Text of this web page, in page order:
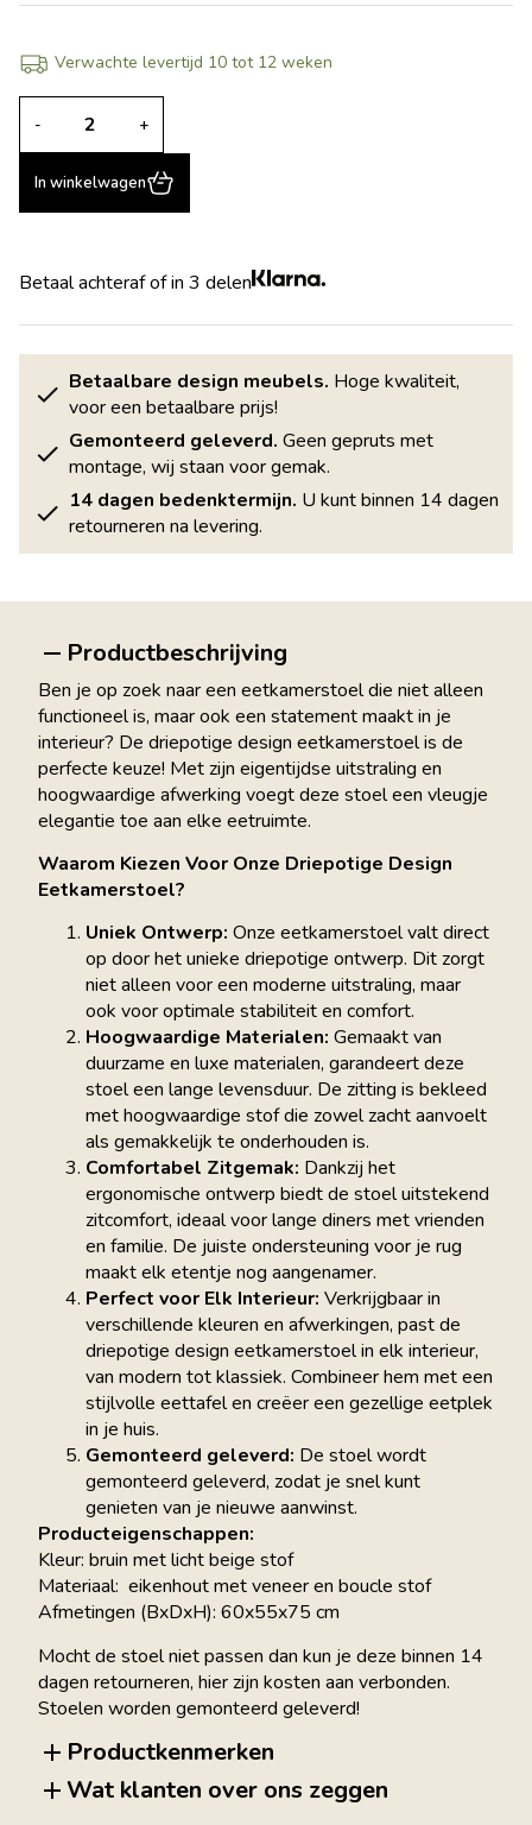
Verwachte levertijd 10 tot 12 weken
- +
In winkelwagen
Betaal achteraf of in 3 delen
Betaalbare design meubels. Hoge kwaliteit,
voor een betaalbare prijs!
Gemonteerd geleverd. Geen gepruts met
montage, wij staan voor gemak.
14 dagen bedenktermijn. U kunt binnen 14 dagen
retourneren na levering.
Productbeschrijving
Ben je op zoek naar een eetkamerstoel die niet alleen
functioneel is, maar ook een statement maakt in je
interieur? De driepotige design eetkamerstoel is de
perfecte keuze! Met zijn eigentijdse uitstraling en
hoogwaardige afwerking voegt deze stoel een vleugje
elegantie toe aan elke eetruimte.
Waarom Kiezen Voor Onze Driepotige Design
Eetkamerstoel?
Uniek Ontwerp: Onze eetkamerstoel valt direct
op door het unieke driepotige ontwerp. Dit zorgt
niet alleen voor een moderne uitstraling, maar
ook voor optimale stabiliteit en comfort.
Hoogwaardige Materialen: Gemaakt van
duurzame en luxe materialen, garandeert deze
stoel een lange levensduur. De zitting is bekleed
met hoogwaardige stof die zowel zacht aanvoelt
als gemakkelijk te onderhouden is.
Comfortabel Zitgemak: Dankzij het
ergonomische ontwerp biedt de stoel uitstekend
zitcomfort, ideaal voor lange diners met vrienden
en familie. De juiste ondersteuning voor je rug
maakt elk etentje nog aangenamer.
Perfect voor Elk Interieur: Verkrijgbaar in
verschillende kleuren en afwerkingen, past de
driepotige design eetkamerstoel in elk interieur,
van modern tot klassiek. Combineer hem met een
stijlvolle eettafel en creëer een gezellige eetplek
in je huis.
Gemonteerd geleverd: De stoel wordt
gemonteerd geleverd, zodat je snel kunt
genieten van je nieuwe aanwinst.
Producteigenschappen:
Kleur: bruin met licht beige stof
Materiaal: eikenhout met veneer en boucle stof
Afmetingen (BxDxH): 60x55x75 cm
Mocht de stoel niet passen dan kun je deze binnen 14
dagen retourneren, hier zijn kosten aan verbonden.
Stoelen worden gemonteerd geleverd!
Productkenmerken
Wat klanten over ons zeggen